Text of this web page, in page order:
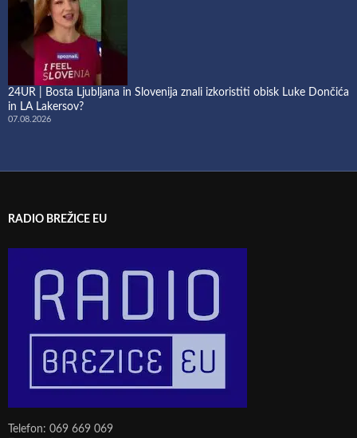
24UR | Bosta Ljubljana in Slovenija znali izkoristiti obisk Luke Dončića
in LA Lakersov?
07.08.2026
RADIO BREŽICE EU
Telefon: 069 669 069